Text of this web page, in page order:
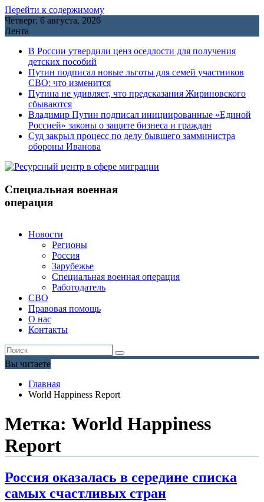
Перейти к содержимому
Четверг, 6 августа, 2026
Лента
В России утвердили ценз оседлости для получения
детских пособий
Путин подписал новые льготы для семей участников
СВО: что изменится
Путина не удивляет, что предсказания Жириновского
сбываются
Владимир Путин подписал инициированные «Единой
Россией» законы о защите бизнеса и граждан
Cуд закрыл процесс по делу бывшего замминистра
обороны Иванова
Специальная военная
операция
Новости
Регионы
Россия
Зарубежье
Специальная военная операция
Работодатель
СВО
Правовая помощь
О нас
Контакты
Вы читаете
Главная
World Happiness Report
Метка: World Happiness
Report
Россия оказалась в середине списка
самых счастливых стран